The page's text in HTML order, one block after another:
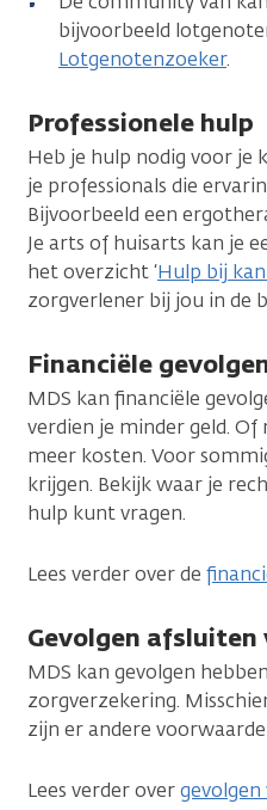
bijvoorbeeld
Lotgenotenzoeker.
Professionele hulp
Heb je hulp nodig voor je
je professionals die
Bijvoorbeeld een
Je arts of huisarts kan je
het overzicht ‘Hulp bij
zorgverlener bij jou in de
Financiële
MDS kan financiële
verdien je minder geld.
meer kosten. Voor
krijgen. Bekijk waar je
hulp kunt vragen.
Lees verder over de
Gevolgen afsluiten
MDS kan gevolgen
zorgverzekering.
zijn er andere
Lees verder over